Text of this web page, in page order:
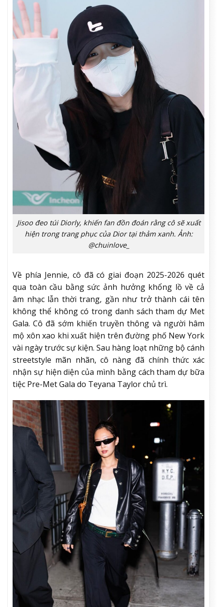
Jisoo đeo túi Diorly, khiến fan đồn đoán rằng cô sẽ xuất
hiện trong trang phục của Dior tại thảm xanh. Ảnh:
@chuinlove_
Về phía Jennie, cô đã có giai đoạn 2025-2026 quét
qua toàn cầu bằng sức ảnh hưởng khổng lồ về cả
âm nhạc lẫn thời trang, gần như trở thành cái tên
không thể không có trong danh sách tham dự Met
Gala. Cô đã sớm khiến truyền thông và người hâm
mộ xôn xao khi xuất hiện trên đường phố New York
vài ngày trước sự kiện. Sau hàng loạt những bộ cánh
streetstyle mãn nhãn, cô nàng đã chính thức xác
nhận sự hiện diện của mình bằng cách tham dự bữa
tiệc Pre-Met Gala do Teyana Taylor chủ trì.